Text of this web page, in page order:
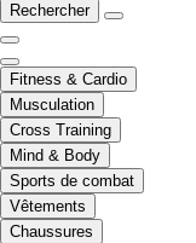
Rechercher
Fitness & Cardio
Musculation
Cross Training
Mind & Body
Sports de combat
Vêtements
Chaussures